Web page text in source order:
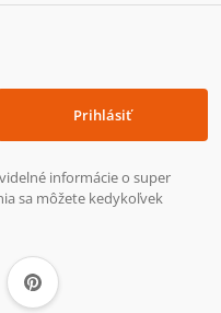
Prihlásiť
informácie o super
sa môžete kedykoľvek